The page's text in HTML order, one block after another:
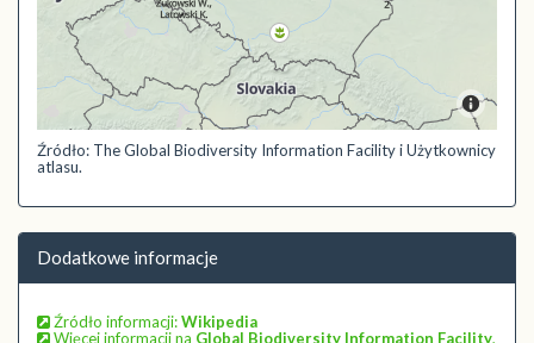
Źródło: The Global Biodiversity Information Facility i Użytkownicy
atlasu.
Dodatkowe informacje
Źródło informacji:Wikipedia
Więcej informacji na Global Biodiversity Information Facility,